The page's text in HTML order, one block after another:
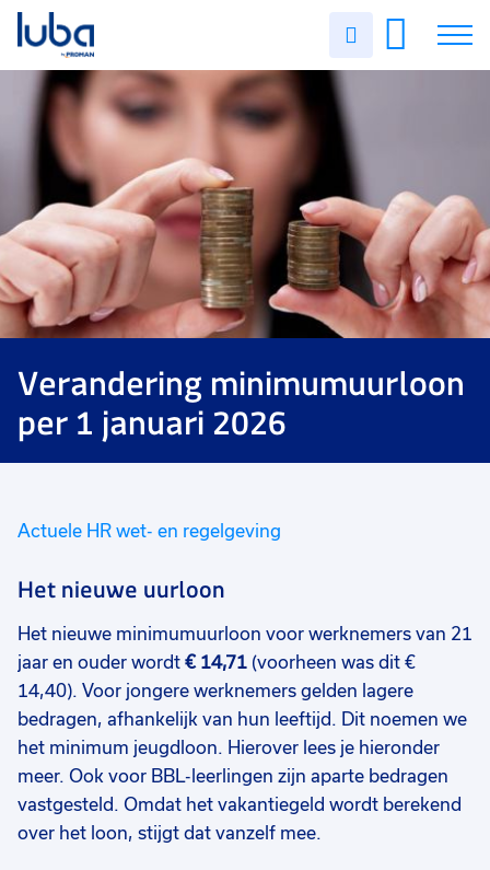
Uren
Vacatures
Over ons
Voor werkgevers
Contact
Verandering minimumuurloon
per 1 januari 2026
Actuele HR wet- en regelgeving
Het nieuwe uurloon
Het nieuwe minimumuurloon voor werknemers van 21
jaar en ouder wordt € 14,71 (voorheen was dit €
14,40). Voor jongere werknemers gelden lagere
bedragen, afhankelijk van hun leeftijd. Dit noemen we
het minimum jeugdloon. Hierover lees je hieronder
meer. Ook voor BBL-leerlingen zijn aparte bedragen
vastgesteld. Omdat het vakantiegeld wordt berekend
over het loon, stijgt dat vanzelf mee.